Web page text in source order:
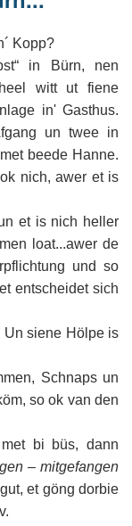
Kopp?
in Bürn, nen
witt ut fiene
in' Gasthus.
un twee in
beede Hanne.
nich, awer et is
et is nich heller
loat...awer de
und so
entscheidet sich
Un siene Hölpe is
Schnaps un
so ok van den
bi büs, dann
– mitgefangen
et göng dorbie